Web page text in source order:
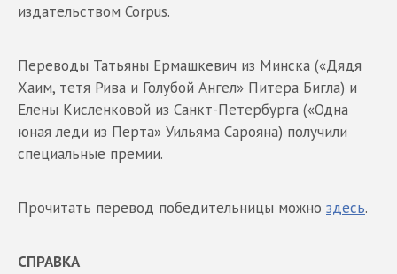
издательством Corpus.
Переводы Татьяны Ермашкевич из Минска («Дядя
Хаим, тетя Рива и Голубой Ангел» Питера Бигла) и
Елены Кисленковой из Санкт-Петербурга («Одна
юная леди из Перта» Уильяма Сарояна) получили
специальные премии.
Прочитать перевод победительницы можно здесь.
СПРАВКА